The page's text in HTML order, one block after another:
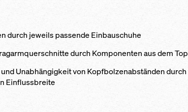
durch jeweils passende Einbauschuhe
durch Komponenten aus dem
Unabhängigkeit von Kopfbolzenabständen
Einflussbreite